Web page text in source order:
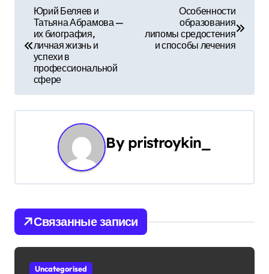
г
и
я
п
о
Юрий Беляев и
Татьяна Абрамова —
их биография,
личная жизнь и
успехи в
профессиональной
сфере
Особенности
образования
липомы средостения
и способы лечения
By pristroykin_
Связанные записи
Uncategorised